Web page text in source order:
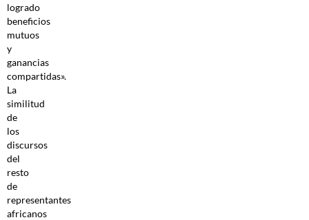
logrado
beneficios
mutuos
y
ganancias
compartidas».
La
similitud
de
los
discursos
del
resto
de
representantes
africanos